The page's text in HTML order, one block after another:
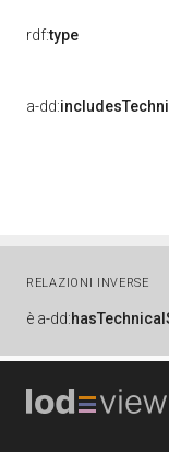
rdf:type
a-dd:
RELAZIONI INVERSE
è a-dd: